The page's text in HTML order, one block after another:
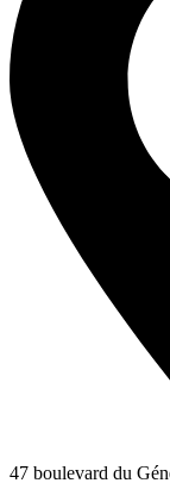
47 boulevard du